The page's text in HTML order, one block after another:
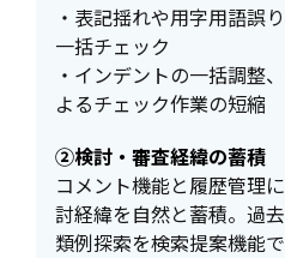
・表記揺れや用字用語誤
一括チェック
・インデントの一括調整
よるチェック作業の短縮
②検討・審査経緯の蓄積
コメント機能と履歴管理
討経緯を自然と蓄積。過
類例探索を検索提案機能